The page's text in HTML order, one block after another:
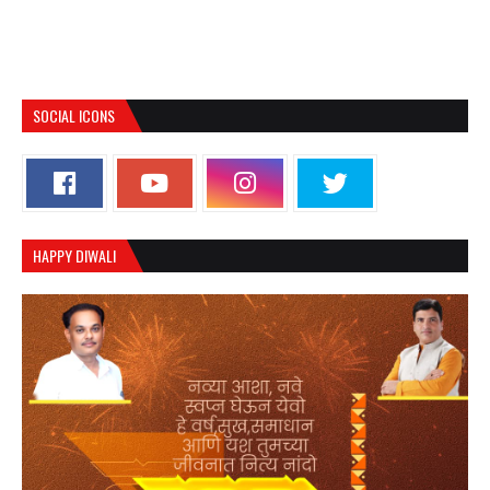
SOCIAL ICONS
HAPPY DIWALI